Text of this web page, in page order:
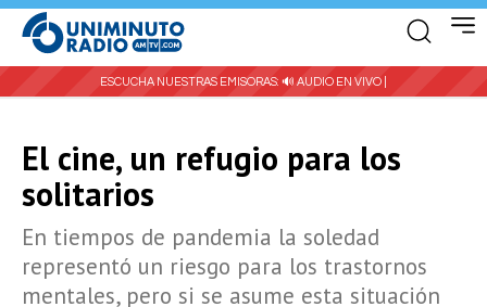
ESCUCHA NUESTRAS EMISORAS: 🔊 AUDIO EN VIVO |
El cine, un refugio para los
solitarios
En tiempos de pandemia la soledad
representó un riesgo para los trastornos
mentales, pero si se asume esta situación